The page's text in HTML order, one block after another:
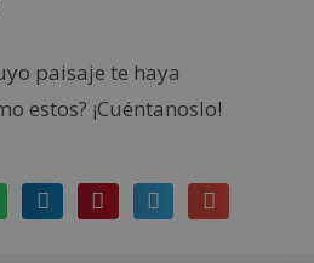
paisaje te haya
estos? ¡Cuéntanoslo!